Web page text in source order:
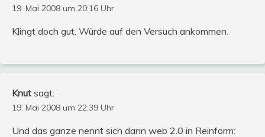
19. Mai 2008 um 20:16 Uhr
Klingt doch gut. Würde auf den Versuch ankommen.
Knut sagt:
19. Mai 2008 um 22:39 Uhr
Und das ganze nennt sich dann web 2.0 in Reinform: